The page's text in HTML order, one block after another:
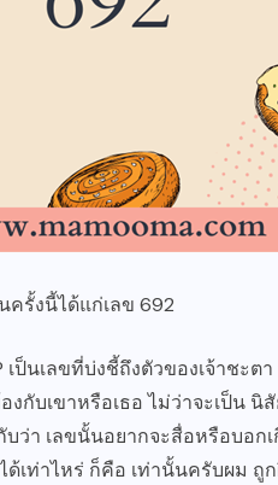
ครั้งนี้ได้แก่เลข 692
เป็นเลขที่บ่งชี้ถึงตัวของเจ้าชะ
งกับเขาหรือเธอ ไม่ว่าจะเป็น
ว่า เลขนั้นอยากจะสื่อหรือบอก
เท่าไหร่ ก็คือ เท่านั้นครับผม